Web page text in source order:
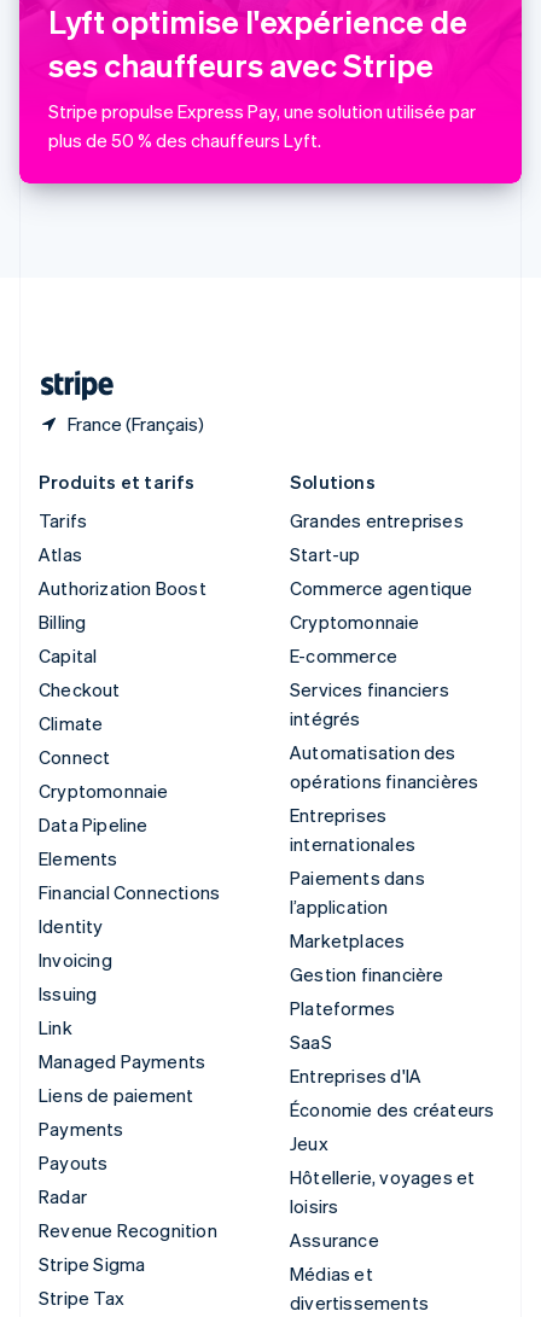
Lyft optimise l'expérience de
ses chauffeurs avec Stripe
Stripe propulse Express Pay, une solution utilisée par
plus de 50 % des chauffeurs Lyft.
France (Français)
English
Royaume-Uni
English
Singapour
English简体中文
Slovaquie
Slovénie
Produits et tarifs
Tarifs
Atlas
Authorization Boost
Billing
Capital
Checkout
Climate
Connect
Cryptomonnaie
Data Pipeline
Elements
Financial Connections
Identity
Invoicing
Issuing
Link
Managed Payments
Liens de paiement
Payments
Payouts
Radar
Revenue Recognition
Stripe Sigma
Stripe Tax
Solutions
Grandes entreprises
Start-up
Commerce agentique
Cryptomonnaie
E-commerce
Services financiers
intégrés
Automatisation des
opérations financières
Entreprises
internationales
Paiements dans
l’application
Marketplaces
Gestion financière
Plateformes
SaaS
Entreprises d'IA
Économie des créateurs
Jeux
Hôtellerie, voyages et
loisirs
Assurance
Médias et
divertissements